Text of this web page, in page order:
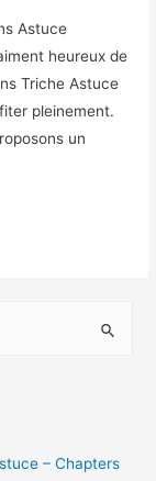
Astuce
heureux de
Triche Astuce
pleinement.
un
– Chapters